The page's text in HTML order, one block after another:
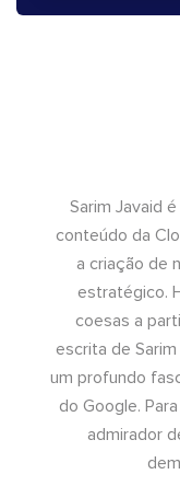
Sarim Javaid
conteúdo da
a criação de
estratégico.
coesas a
escrita de
um profundo
do Google.
admirador